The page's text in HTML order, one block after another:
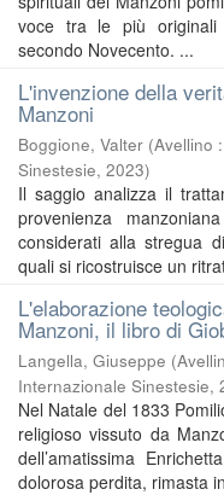
voce tra le più originali
secondo Novecento. ...
L'invenzione della
Manzoni
Boggione, Valter (Avellino
Sinestesie, 2023)
Il saggio analizza il
provenienza
considerati alla stregua
quali si ricostruisce un
L'elaborazione
Manzoni, il libro di
Langella, Giuseppe (
Internazionale Sinestesie,
Nel Natale del 1833
religioso vissuto da
dell’amatissima
dolorosa perdita, rimasta